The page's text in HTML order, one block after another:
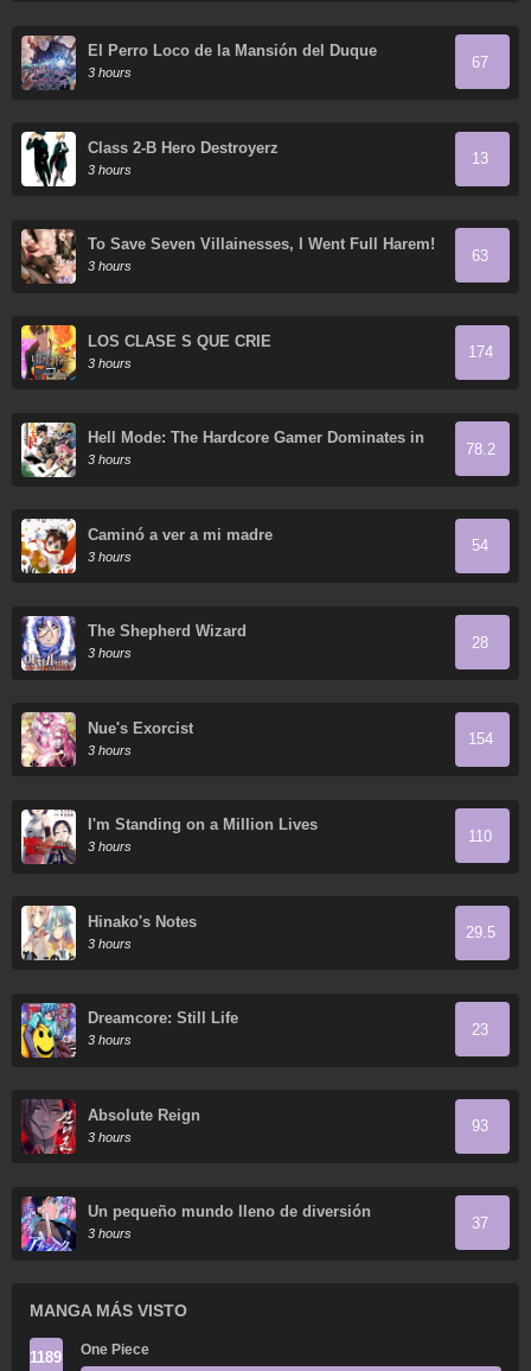
El Perro Loco de la Mansión del Duque
3 hours
67
Class 2-B Hero Destroyerz
3 hours
13
To Save Seven Villainesses, I Went Full Harem!
3 hours
63
LOS CLASE S QUE CRIÉ
3 hours
174
Hell Mode: The Hardcore Gamer Dominates in
Another World with Garbage Balancing
3 hours
78.2
Caminó a ver a mi madre
3 hours
54
The Shepherd Wizard
3 hours
28
Nue's Exorcist
3 hours
154
I'm Standing on a Million Lives
3 hours
110
Hinako's Notes
3 hours
29.5
Dreamcore: Still Life
3 hours
23
Absolute Reign
3 hours
93
Un pequeño mundo lleno de diversión
3 hours
37
MANGA MÁS VISTO
1189 One Piece